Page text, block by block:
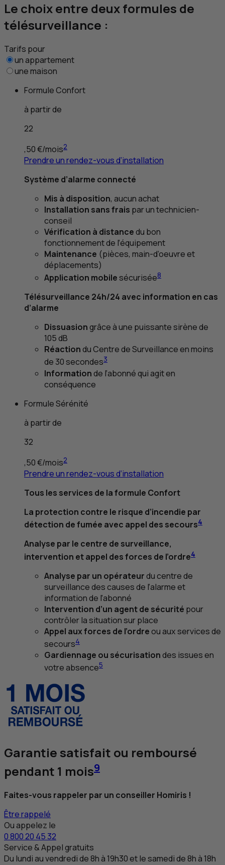
Le choix entre deux formules de
télésurveillance :
Tarifs pour
un appartement
une maison
Formule Confort
à partir de
22
,50€/mois2
Prendre un rendez-vous d’installation
Système d’alarme connecté
Mis à disposition, aucun achat
Installation sans frais par un technicien-
conseil
Vérification à distancedu bon
fonctionnement de l’équipement
Maintenance (pièces, main-d’oeuvre et
déplacements)
Application mobilesécurisée8
Télésurveillance 24h/24 avec information en cas
d’alarme
Dissuasiongrâce à une puissante sirène de
105dB
Réactiondu Centre de Surveillance en moins
de 30 secondes3
Informationde l’abonné qui agit en
conséquence
Formule Sérénité
à partir de
32
,50€/mois2
Prendre un rendez-vous d’installation
Tous les services de la formule Confort
La protection contre le risque d’incendie par
détection de fumée avec appel des secours4
Analyse par le centre de surveillance,
intervention et appel des forces de l’ordre4
Analyse par un opérateurdu centre de
surveillance des causes de l’alarme et
information de l’abonné
Intervention d’un agent de sécurité pour
contrôler la situation sur place
Appel aux forces de l’ordreou aux services de
secours4
Gardiennage ou sécurisationdes issues en
votre absence5
Garantie satisfait ou remboursé
pendant 1 mois9
Faites-vous rappeler par un conseiller Homiris !
Être rappelé
Ou appelez le
0 800 20 45 32
Service & Appel gratuits
Du lundi au vendredi de 8h à 19h30 et le samedi de 8h à 18h